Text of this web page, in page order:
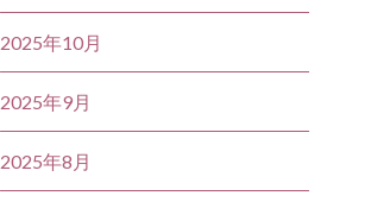
2025年10月
2025年9月
2025年8月